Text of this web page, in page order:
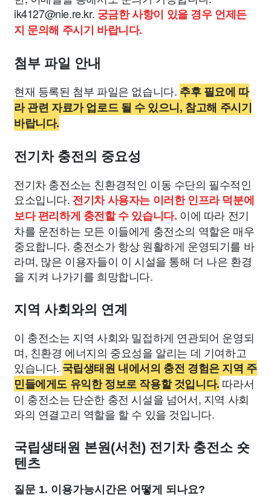
ik4127@nie.re.kr. 궁금한 사항이 있을 경우 언제든
지 문의해 주시기 바랍니다.
첨부 파일 안내
현재 등록된 첨부 파일은 없습니다. 추후 필요에 따
라 관련 자료가 업로드 될 수 있으니, 참고해 주시기
바랍니다.
전기차 충전의 중요성
전기차 충전소는 친환경적인 이동 수단의 필수적인
요소입니다. 전기차 사용자는 이러한 인프라 덕분에
보다 편리하게 충전할 수 있습니다. 이에 따라 전기
차를 운전하는 모든 이들에게 충전소의 역할은 매우
중요합니다. 충전소가 항상 원활하게 운영되기를 바
라며, 많은 이용자들이 이 시설을 통해 더 나은 환경
을 지켜 나가기를 희망합니다.
지역 사회와의 연계
이 충전소는 지역 사회와 밀접하게 연관되어 운영되
며, 친환경 에너지의 중요성을 알리는 데 기여하고
있습니다. 국립생태원 내에서의 충전 경험은 지역 주
민들에게도 유익한 정보로 작용할 것입니다. 따라서
이 충전소는 단순한 충전 시설을 넘어서, 지역 사회
와의 연결고리 역할을 할 수 있을 것입니다.
국립생태원 본원(서천) 전기차 충전소 숏
텐츠
질문 1. 이용가능시간은 어떻게 되나요?